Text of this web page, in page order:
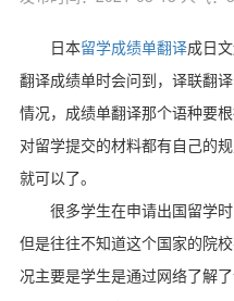
日本留学成绩单翻译成日
翻译成绩单时会问到，译联翻
情况，成绩单翻译那个语种要
对留学提交的材料都有自己的
就可以了。
很多学生在申请出国留学
但是往往不知道这个国家的院
况主要是学生是通过网络了解